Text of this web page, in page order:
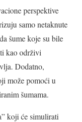
perspektive
samo netaknute
šume koje su bile
kao održivi
Dodatno,
može pomoći u
šumama.
koji će simulirati